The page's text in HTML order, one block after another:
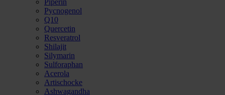
Piperin
Pycnogenol
Q10
Quercetin
Resveratrol
Shilajit
Silymarin
Sulforaphan
Acerola
Artischocke
Ashwagandha